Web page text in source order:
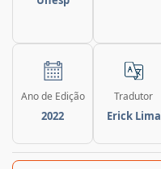
Ano de Edição
2022
Tradutor
Erick Lima